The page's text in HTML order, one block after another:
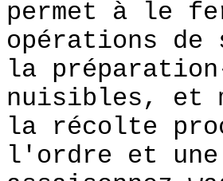
permet à le
opérations de
la
nuisibles, et
la récolte
l'ordre et